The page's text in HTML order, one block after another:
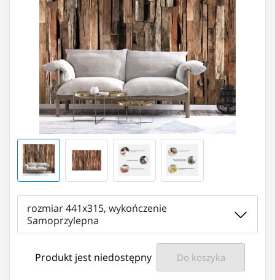
rozmiar 441x315, wykończenie
Samoprzylepna
Produkt jest niedostępny Do koszyka